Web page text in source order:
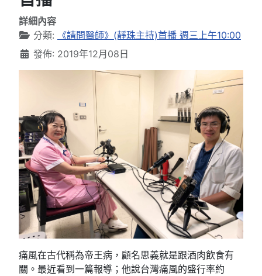
詳細內容
分類:
《請問醫師》(靜珠主持)首播 週三上午10:00
發佈: 2019年12月08日
痛風在古代稱為帝王病，顧名思義就是跟酒肉飲食有
關。最近看到一篇報導；他說台灣痛風的盛行率約